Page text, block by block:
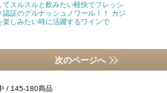
てスルスルと飲みたい軽快でフレッシ
認証のグルナッシュノワール！！ カジ
楽しみたい時に活躍するワインで
次のページへ
/ 145-180商品